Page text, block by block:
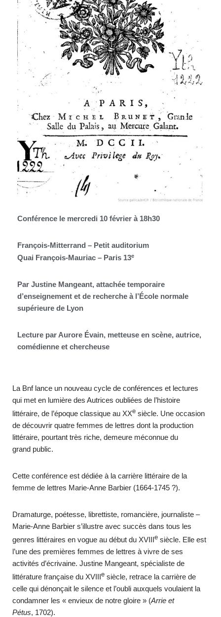
Conférence le mercredi 10 février à 18h30
François-Mitterrand – Petit auditorium
Quai François-Mauriac – Paris 13e
Par Justine Mangeant, attachée temporaire
d’enseignement et de recherche à l’École normale
supérieure de Lyon
Lecture par Aurore Évain, metteuse en scène, autrice,
comédienne et chercheuse
La Bnf lance un nouveau cycle de conférences et lectures
qui met en lumière des Autrices oubliées de l’histoire
littéraire, de l’époque classique au XXe siècle. Une occasion
de découvrir quatre femmes de lettres dont la production
littéraire, pourtant très riche, demeure méconnue du
grand public.
Cette conférence est dédiée à la carrière littéraire de la
femme de lettres Marie-Anne Barbier (1664-1745 ?).
Dramaturge, poétesse, librettiste, romancière, journaliste –
Marie-Anne Barbier s’illustre avec succès dans tous les
genres littéraires en vogue au début du XVIIIe siècle. Elle est
l’une des premières femmes de lettres à vivre de ses
activités d’écrivaine. Justine Mangeant, spécialiste de
littérature française du XVIIIe siècle, retrace la carrière de
celle qui dénonçait le silence et l’oubli auxquels voulaient la
condamner les « envieux de notre gloire » (Arrie et
Pétus, 1702).